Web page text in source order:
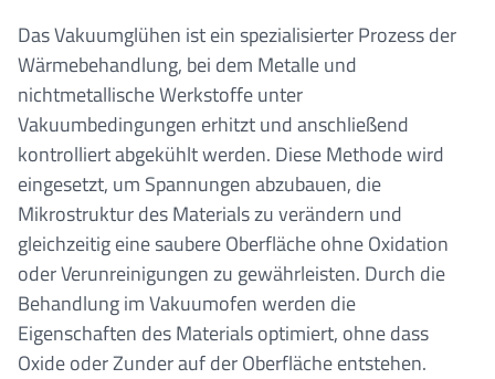
Das Vakuumglühen ist ein spezialisierter Prozess der
Wärmebehandlung, bei dem Metalle und
nichtmetallische Werkstoffe unter
Vakuumbedingungen erhitzt und anschließend
kontrolliert abgekühlt werden. Diese Methode wird
eingesetzt, um Spannungen abzubauen, die
Mikrostruktur des Materials zu verändern und
gleichzeitig eine saubere Oberfläche ohne Oxidation
oder Verunreinigungen zu gewährleisten. Durch die
Behandlung im Vakuumofen werden die
Eigenschaften des Materials optimiert, ohne dass
Oxide oder Zunder auf der Oberfläche entstehen.